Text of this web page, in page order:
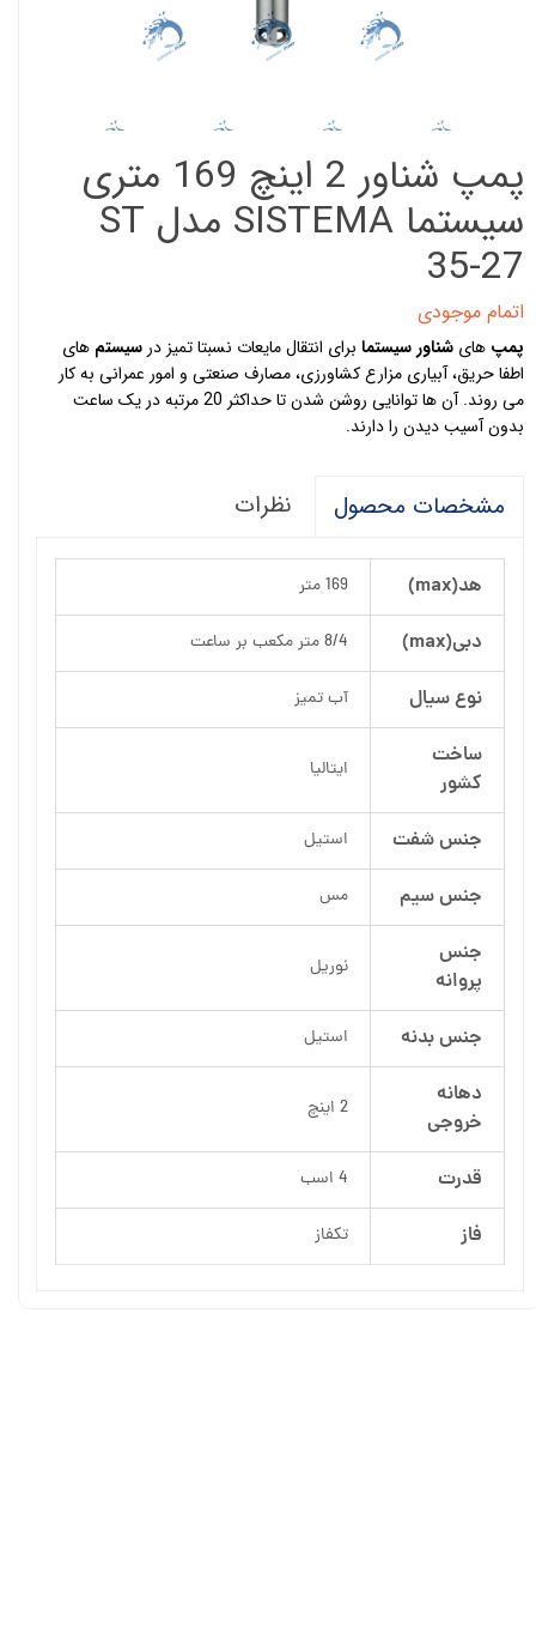
پمپ شناور 2 اینچ 169 متری
سیستما SISTEMA مدل ST
35-27
اتمام موجودی
پمپ های شناور سیستما برای انتقال مایعات نسبتا تمیز در سیستم های
اطفا حریق، آبیاری مزارع کشاورزی، مصارف صنعتی و امور عمرانی به کار
می روند. آن ها توانایی روشن شدن تا حداکثر 20 مرتبه در یک ساعت
بدون آسیب دیدن را دارند.
مشخصات محصول نظرات
هد(max) 169 متر
دبی(max) 8/4 متر مکعب بر ساعت
نوع سیال آب تمیز
ساخت
کشور
ایتالیا
جنس شفت استیل
جنس سیم مس
جنس
پروانه
نوریل
جنس بدنه استیل
دهانه
خروجی
2 اینچ
قدرت 4 اسب
فاز تکفاز